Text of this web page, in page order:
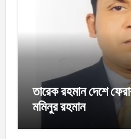
তারেক রহমান দেশে
মমিনুর রহমান